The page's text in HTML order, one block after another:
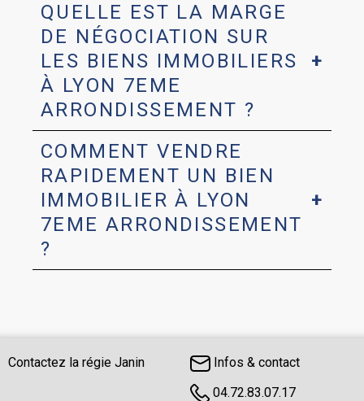
QUELLE EST LA MARGE
DE NÉGOCIATION SUR
LES BIENS IMMOBILIERS
À LYON 7EME
ARRONDISSEMENT ?
COMMENT VENDRE
RAPIDEMENT UN BIEN
IMMOBILIER À LYON
7EME ARRONDISSEMENT
?
Contactez la régie Janin
Infos & contact
04.72.83.07.17